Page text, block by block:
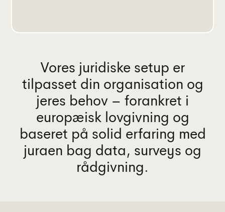
Vores juridiske setup er
tilpasset din organisation og
jeres behov – forankret i
europæisk lovgivning og
baseret på solid erfaring med
juraen bag data, surveys og
rådgivning.